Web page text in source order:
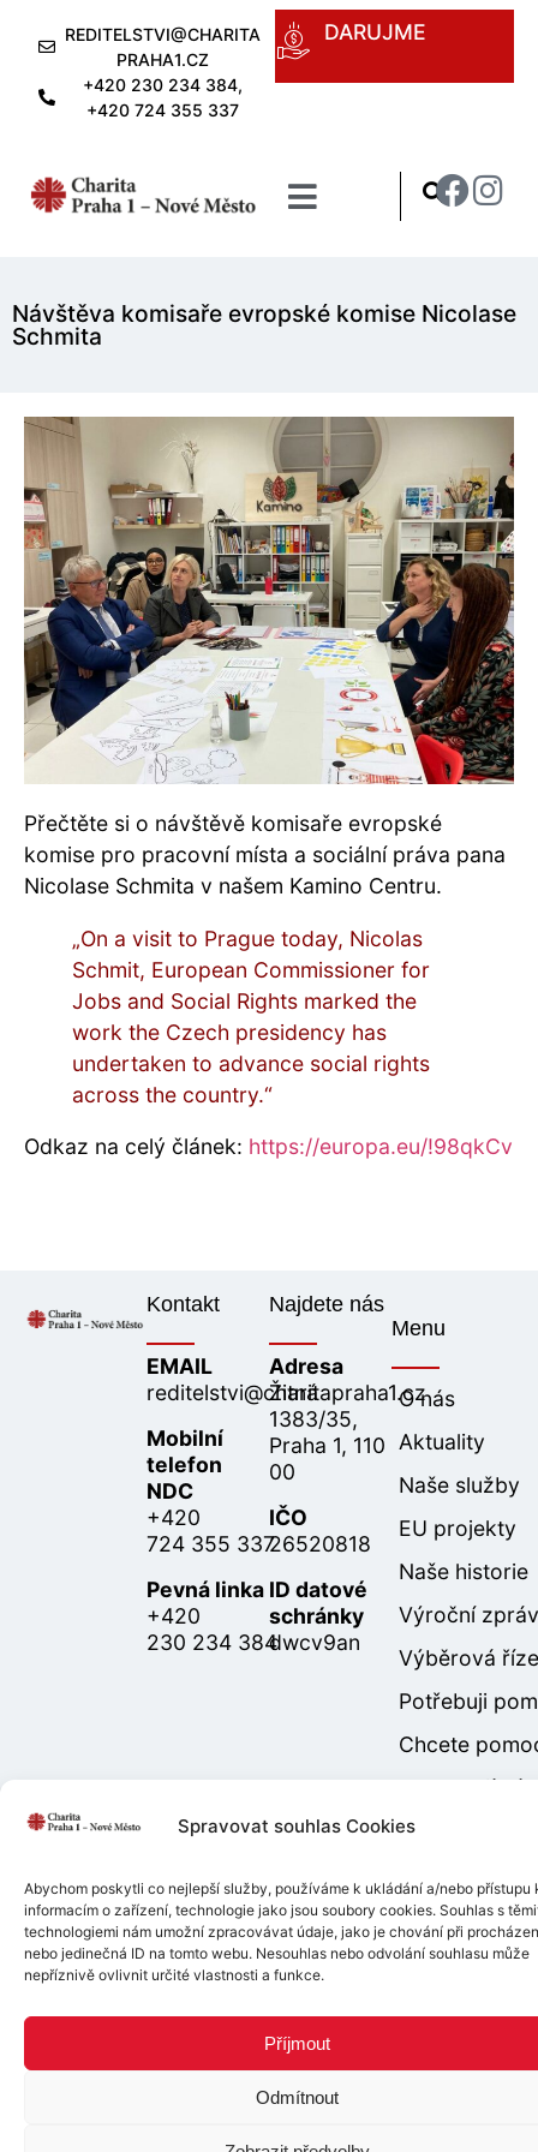
Spravovat souhlas Cookies
Abychom poskytli co nejlepší služby, používáme k ukládání a/nebo přístupu
informacím o zařízení, technologie jako jsou soubory cookies. Souhlas s
technologiemi nám umožní zpracovávat údaje, jako je chování při
nebo jedinečná ID na tomto webu. Nesouhlas nebo odvolání souhlasu může
nepříznivě ovlivnit určité vlastnosti a funkce.
Příjmout
Odmítnout
REDITELSTVI@CHARITA
PRAHA1.CZ
+420 230 234 384,
+420 724 355 337
DARUJME
Návštěva komisaře evropské komise Nicolase
Schmita
Přečtěte si o návštěvě komisaře evropské
komise pro pracovní místa a sociální práva pana
Nicolase Schmita v našem Kamino Centru.
„On a visit to Prague today, Nicolas
Schmit, European Commissioner for
Jobs and Social Rights marked the
work the Czech presidency has
undertaken to advance social rights
across the country.“
Odkaz na celý článek: https://europa.eu/!98qkCv
Kontakt
EMAIL
reditelstvi@charitapraha1.cz
Mobilní
telefon
NDC
+420
724 355 337
Pevná linka
+420
230 234 384
Najdete nás
Adresa
Žitná
1383/35,
Praha 1, 110
00
IČO
26520818
ID datové
schránky
dwcv9an
Menu
O nás
Aktuality
Naše služby
EU projekty
Naše historie
Výroční
Výběrová
Potřebuji
Chcete
Podporují nás
Copyright © 2026 | Mapa
webu
|GDPR |Zásady
Tvorba web stránekpro